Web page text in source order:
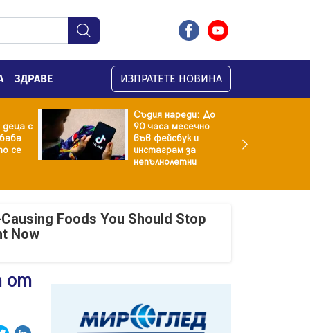
ЗДРАВЕ ИЗПРАТЕТЕ НОВИНА
с
се
Съдия нареди: До
90 часа месечно
във фейсбук и
инстаграм за
непълнолетни
Foods You Should Stop
Now
от